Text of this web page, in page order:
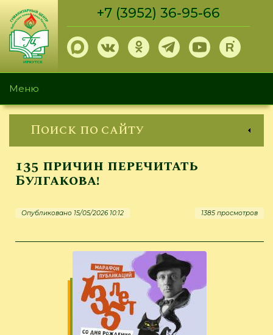
Перейти
основному
содержанию
+7 (3952) 36-95-66
Меню
Поиск по сайту
135 причин перечитать
Булгакова!
Опубликовано 15/05/2026 10:12 1385 просмотров